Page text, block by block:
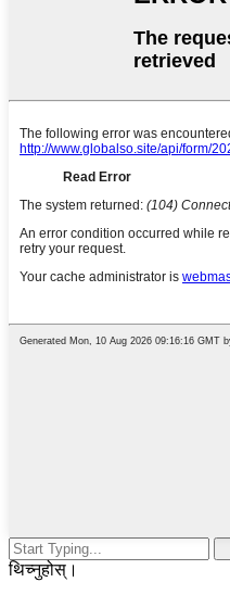
थिच्नुहोस्।